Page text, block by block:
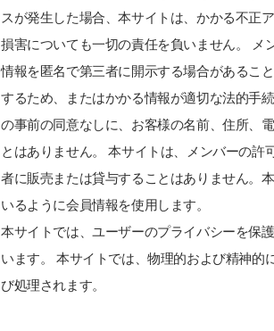
スが発生した場合、本サイトは、かかる不正
損害についても一切の責任を負いません。
情報を匿名で第三者に開示する場合があるこ
するため、またはかかる情報が適切な法的手
の事前の同意なしに、お客様の名前、住所、
とはありません。 本サイトは、メンバーの
者に販売または貸与することはありません。
いるように会員情報を使用します。
本サイトでは、ユーザーのプライバシーを保
います。 本サイトでは、物理的および精神
び処理されます。